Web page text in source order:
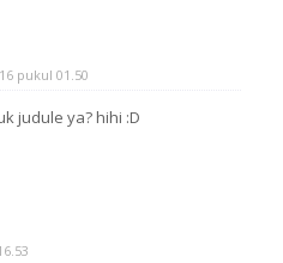
pukul 01.50
judule ya? hihi :D